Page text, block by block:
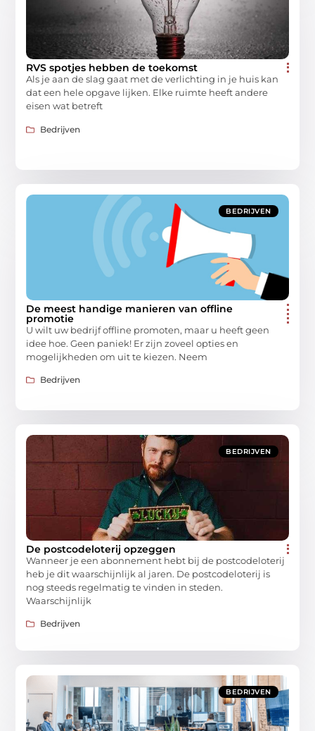
RVS spotjes hebben de toekomst
Als je aan de slag gaat met de verlichting in je huis kan
dat een hele opgave lijken. Elke ruimte heeft andere
eisen wat betreft
Bedrijven
BEDRIJVEN
De meest handige manieren van offline
promotie
U wilt uw bedrijf offline promoten, maar u heeft geen
idee hoe. Geen paniek! Er zijn zoveel opties en
mogelijkheden om uit te kiezen. Neem
Bedrijven
BEDRIJVEN
De postcodeloterij opzeggen
Wanneer je een abonnement hebt bij de postcodeloterij
heb je dit waarschijnlijk al jaren. De postcodeloterij is
nog steeds regelmatig te vinden in steden.
Waarschijnlijk
Bedrijven
BEDRIJVEN